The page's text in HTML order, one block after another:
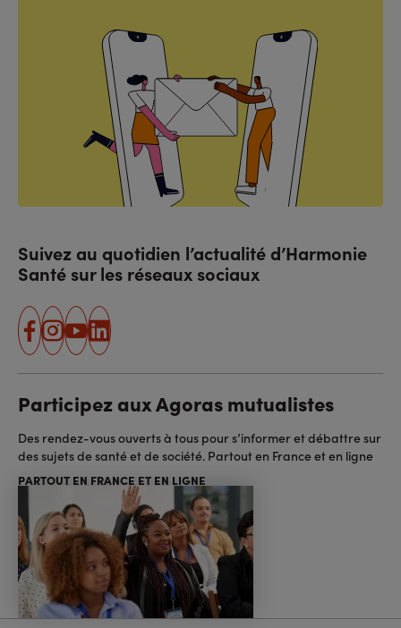
Suivez au quotidien l’actualité d’Harmonie
Santé sur les réseaux sociaux
facebook
instagram
youtube
linkedin
Participez aux Agoras mutualistes
Des rendez-vous ouverts à tous pour s’informer et débattre sur
des sujets de santé et de société. Partout en France et en ligne
PARTOUT EN FRANCE ET EN LIGNE